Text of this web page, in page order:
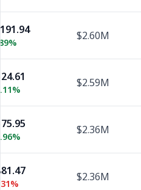
$2.60M
$2.59M
$2.36M
$2.36M